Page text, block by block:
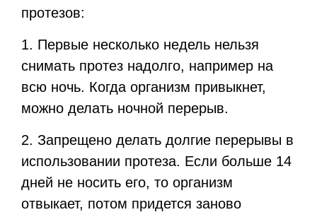
протезов:
1. Первые несколько недель нельзя
снимать протез надолго, например на
всю ночь. Когда организм привыкнет,
можно делать ночной перерыв.
2. Запрещено делать долгие перерывы в
использовании протеза. Если больше 14
дней не носить его, то организм
отвыкает, потом придется заново